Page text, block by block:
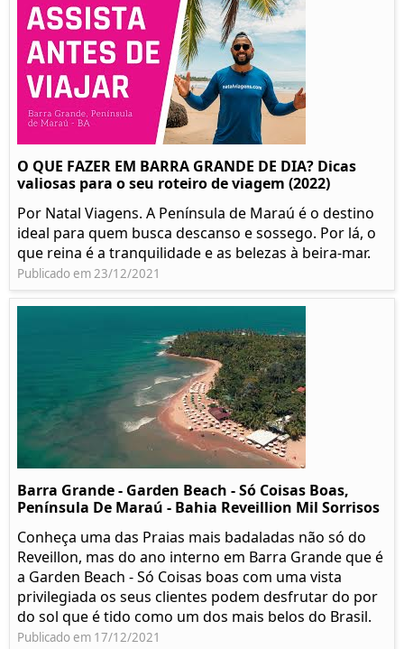
O QUE FAZER EM BARRA GRANDE DE DIA? Dicas
valiosas para o seu roteiro de viagem (2022)
Por Natal Viagens. A Península de Maraú é o destino
ideal para quem busca descanso e sossego. Por lá, o
que reina é a tranquilidade e as belezas à beira-mar.
Publicado em 23/12/2021
Barra Grande - Garden Beach - Só Coisas Boas,
Península De Maraú - Bahia Reveillion Mil Sorrisos
Conheça uma das Praias mais badaladas não só do
Reveillon, mas do ano interno em Barra Grande que é
a Garden Beach - Só Coisas boas com uma vista
privilegiada os seus clientes podem desfrutar do por
do sol que é tido como um dos mais belos do Brasil.
Publicado em 17/12/2021